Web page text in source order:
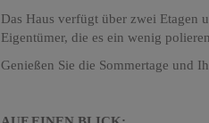
Das Haus verfügt über zwei Etagen
Eigentümer, die es ein wenig
Genießen Sie die Sommertage und